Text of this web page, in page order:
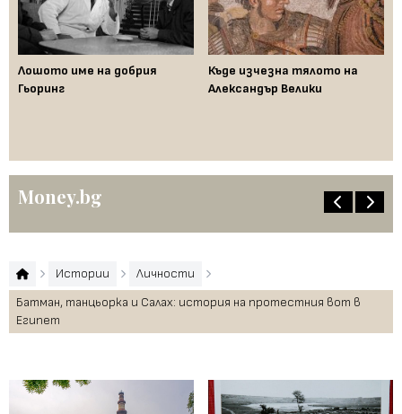
Лошото име на добрия
Гьоринг
Къде изчезна тялото на
Александър Велики
Money.bg
Истории
Личности
Батман, танцьорка и Салах: история на протестния вот в
Египет